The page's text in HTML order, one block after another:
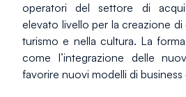
operatori del settore di
elevato livello per la creazione di
turismo e nella cultura. La
come l’integrazione delle
favorire nuovi modelli di business